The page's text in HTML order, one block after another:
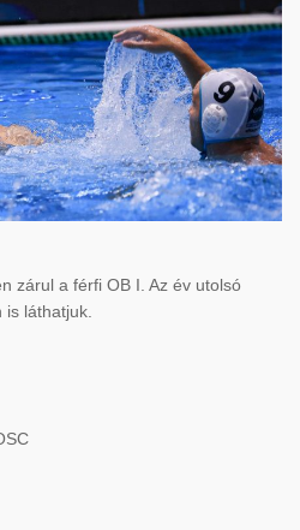
zárul a férfi OB I. Az év utolsó
láthatjuk.